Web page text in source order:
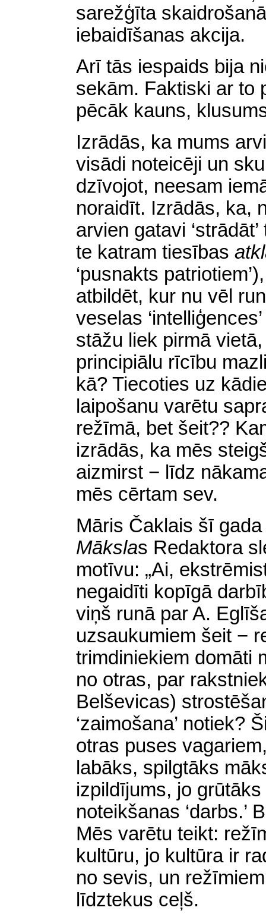
sarežģīta
iebaidīšanas akcija.
Arī tās iespaids bija
sekām. Faktiski ar to
pēcāk kauns,
Izrādās, ka mums
visādi noteicēji un
dzīvojot, neesam
noraidīt. Izrādās, ka,
arvien gatavi
te katram tiesības
‘pusnakts
atbildēt, kur nu vēl
veselas
stāžu liek pirmā
principiālu rīcību
kā? Tiecoties uz
laipošanu varētu
režīmā, bet šeit??
izrādās, ka mēs
aizmirst − līdz
mēs cērtam sev.
Māris Čaklais šī
Mākslas Redaktora
motīvu: „Ai,
negaidīti kopīgā
viņš runā par A.
uzsaukumiem šeit −
trimdiniekiem domāti
no otras, par
Belševicas)
‘zaimošana’ notiek?
otras puses
labāks, spilgtāks
izpildījums, jo grūtāks
noteikšanas ‘darbs.’
Mēs varētu teikt:
kultūru, jo kultūra ir
no sevis, un
līdztekus ceļš.